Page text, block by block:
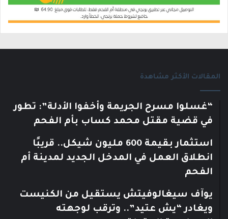
المقالات الأكثر مشاهدة
“غسلوا مسرح الجريمة وأخفوا الأدلة”: تطور
في قضية مقتل محمد كساب بأم الفحم
استثمار بقيمة 600 مليون شيكل.. قريبًا
انطلاق العمل في المدخل الجديد لمدينة أم
الفحم
يوآف سيغالوفيتش يستقيل من الكنيست
ويغادر “يش عتيد”.. وترقب لوجهته